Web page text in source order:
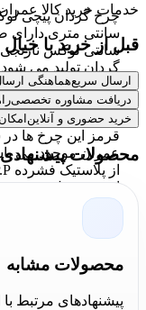
سانتی لوکس
گردان تولید می
و 5 سانتی متر
سایز های بالاتر
عمران موجود می
است. تحمل وزن هر
کند.
ویژگی‌ چرخ پیچی
خدمات خرید کالا عمران
قبل از خرید با
ارسال سریعهماهنگی
دریافت مشاوره تخصصی
خرید حضوری و آنلاین
محصولات پیشنهادی
محصولات مشابه
پیشنهادهای مرتبط